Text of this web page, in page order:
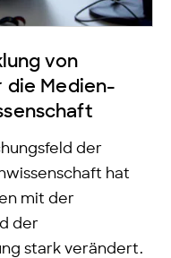
von
die Medien-
der
hat
mit der
der
stark verändert.